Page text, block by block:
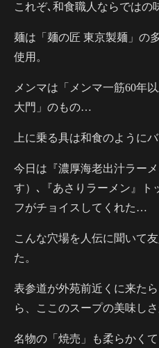
これぞ､和食職人ならではの
麺は「麺の匠 東京製麺」の
使用。
メンマは「メンマ一筋60年
大門」のもの…
上に乗る具は和食のように
今日は『濃厚海老出汁ラー
す）､『あさりラーメン』ト
フがチョイスしてくれた…
こんな穴場を人伝に聞いて
た。
表参道が外苑前近くに来た
ら、ここのスープの美味しさ
名物の「焼売」も柔らかく